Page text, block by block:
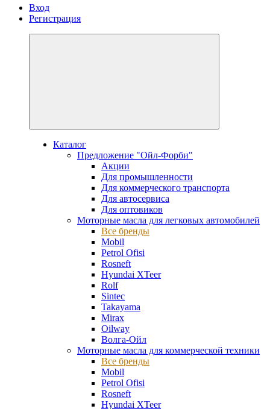
Вход
Регистрация
Каталог
Предложение "Ойл-Форби"
Акции
Для промышленности
Для коммерческого транспорта
Для автосервиса
Для оптовиков
Моторные масла для легковых автомобилей
Все бренды
Mobil
Petrol Ofisi
Rosneft
Hyundai XTeer
Rolf
Sintec
Takayama
Mirax
Oilway
Волга-Ойл
Моторные масла для коммерческой техники
Все бренды
Mobil
Petrol Ofisi
Rosneft
Hyundai XTeer